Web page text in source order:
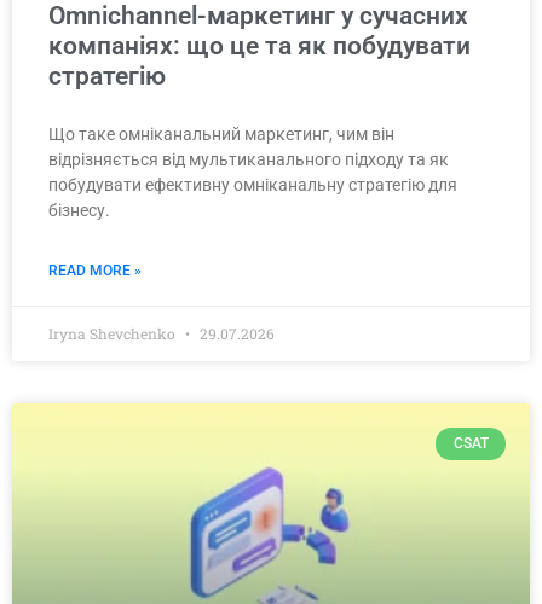
Omnichannel-маркетинг у сучасних
компаніях: що це та як побудувати
стратегію
Що таке омніканальний маркетинг, чим він
відрізняється від мультиканального підходу та як
побудувати ефективну омніканальну стратегію для
бізнесу.
READ MORE »
Iryna Shevchenko 29.07.2026
CSAT